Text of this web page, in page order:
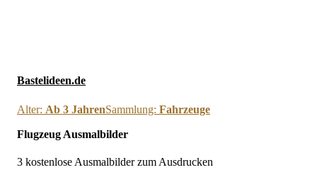
Bastelideen.de
Alter: Ab 3 JahrenSammlung: Fahrzeuge
Flugzeug Ausmalbilder
3 kostenlose Ausmalbilder zum Ausdrucken